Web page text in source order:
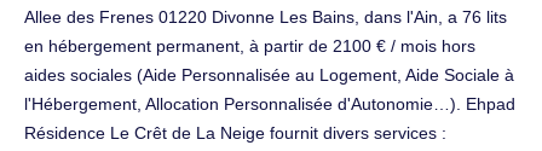
Allee des Frenes 01220 Divonne Les Bains, dans l'Ain, a 76 lits
en hébergement permanent, à partir de 2100 € / mois hors
aides sociales (Aide Personnalisée au Logement, Aide Sociale à
l'Hébergement, Allocation Personnalisée d'Autonomie…). Ehpad
Résidence Le Crêt de La Neige fournit divers services :